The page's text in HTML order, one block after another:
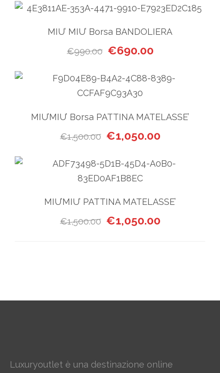
MIU’ MIU’ Borsa BANDOLIERA
€990.00 Il prezzo originale era:
€690.00Il prezzo
MIU’MIU’ Borsa PATTINA MATELASSE’
€1,500.00 Il prezzo originale era:
€1,050.00Il prezzo
MIU’MIU’ PATTINA MATELASSE’
€1,500.00 Il prezzo originale era:
€1,050.00Il prezzo
Luxuryoutlet è una destinazione online